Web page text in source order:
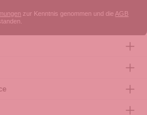
zur Kenntnis genommen und die AGB